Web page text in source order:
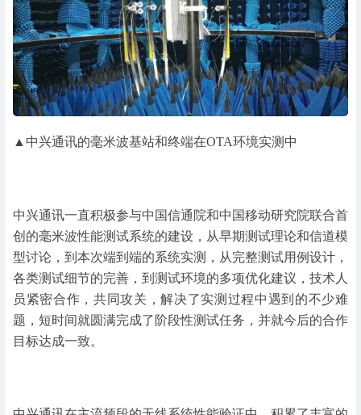
▲中兴通讯的毫米波基站和终端在OTA环境实测中
中兴通讯一直积极参与中国信通院和中国移动研究院联合首
创的毫米波性能测试系统的建设，从早期测试理论和信道模
型讨论，到本次端到端的系统实测，从完整测试用例设计，
各类测试细节的完善，到测试环境的多项优化建议，技术人
员紧密合作，共同攻关，解决了实测过程中遇到的不少难
题，短时间就圆满完成了阶段性测试任务，并就今后的合作
目标达成一致。